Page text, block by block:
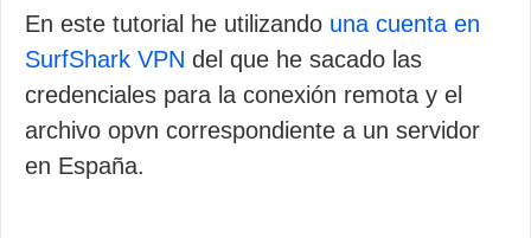
En este tutorial he utilizando una cuenta en
SurfShark VPN del que he sacado las
credenciales para la conexión remota y el
archivo opvn correspondiente a un servidor
en España.